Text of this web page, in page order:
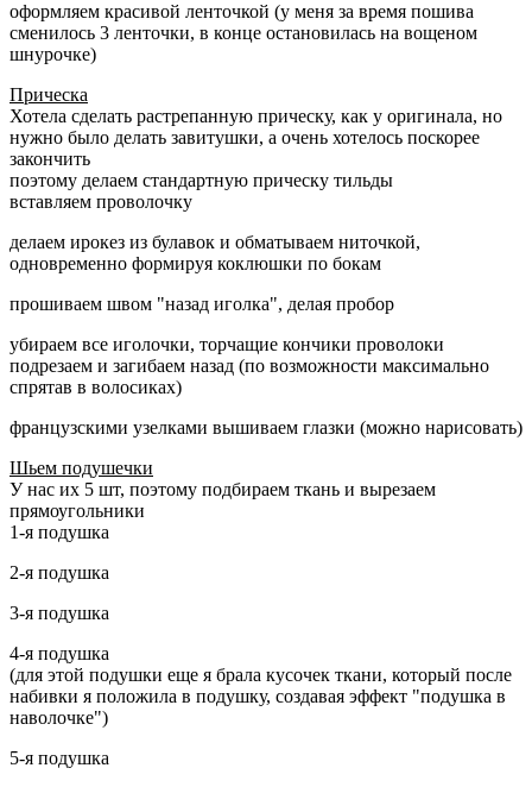
оформляем красивой ленточкой (у меня за время пошива
сменилось 3 ленточки, в конце остановилась на вощеном
шнурочке)
Прическа
Хотела сделать растрепанную прическу, как у оригинала, но
нужно было делать завитушки, а очень хотелось поскорее
закончить
поэтому делаем стандартную прическу тильды
вставляем проволочку
делаем ирокез из булавок и обматываем ниточкой,
одновременно формируя коклюшки по бокам
прошиваем швом "назад иголка", делая пробор
убираем все иголочки, торчащие кончики проволоки
подрезаем и загибаем назад (по возможности максимально
спрятав в волосиках)
французскими узелками вышиваем глазки (можно нарисовать)
Шьем подушечки
У нас их 5 шт, поэтому подбираем ткань и вырезаем
прямоугольники
1-я подушка
2-я подушка
3-я подушка
4-я подушка
(для этой подушки еще я брала кусочек ткани, который после
набивки я положила в подушку, создавая эффект "подушка в
наволочке")
5-я подушка